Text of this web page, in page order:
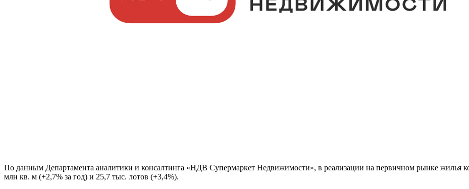
По данным Департамента аналитики и консалтинга «НДВ Супермаркет Недвижимости», в реализации на первичном рынке жилья
млн кв. м (+2,7% за год) и 25,7 тыс. лотов (+3,4%).